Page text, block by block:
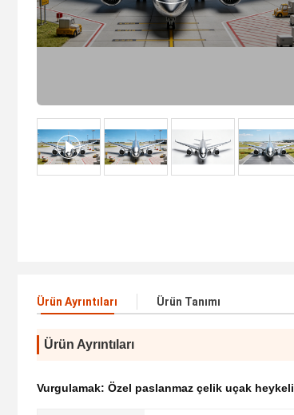
Ürün Ayrıntıları Ürün Tanımı
Ürün Ayrıntıları
Vurgulamak: Özel paslanmaz çelik uçak heykeli